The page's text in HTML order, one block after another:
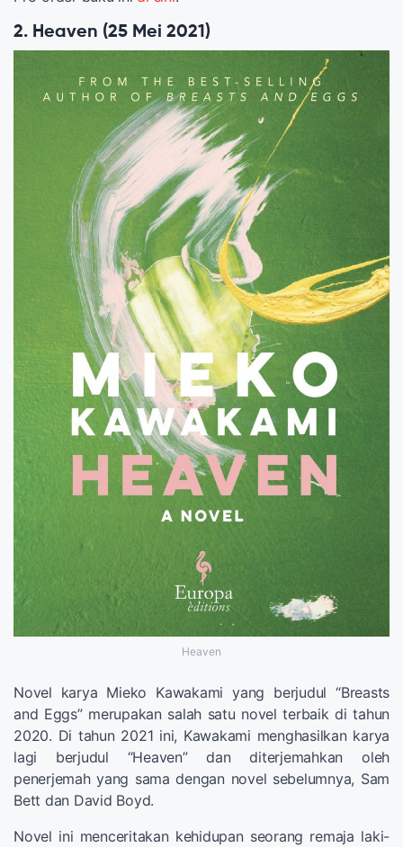
2. Heaven (25 Mei 2021)
Heaven
Novel karya Mieko Kawakami yang berjudul “Breasts
and Eggs” merupakan salah satu novel terbaik di tahun
2020. Di tahun 2021 ini, Kawakami menghasilkan karya
lagi berjudul “Heaven” dan diterjemahkan oleh
penerjemah yang sama dengan novel sebelumnya, Sam
Bett dan David Boyd.
Novel ini menceritakan kehidupan seorang remaja laki-